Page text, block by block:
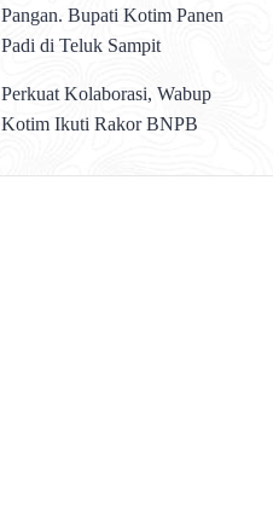
Pangan. Bupati Kotim Panen
Padi di Teluk Sampit
Perkuat Kolaborasi, Wabup
Kotim Ikuti Rakor BNPB